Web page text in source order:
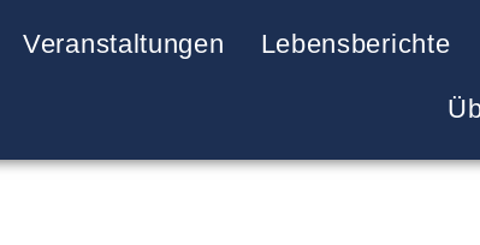
Veranstaltungen Lebensberichte